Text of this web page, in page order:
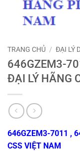
TRANG CHỦ / ĐẠI LÝ
646GZEM3-
ĐẠI LÝ HÃNG
646GZEM3-7011 ,
CSS VIỆT NAM